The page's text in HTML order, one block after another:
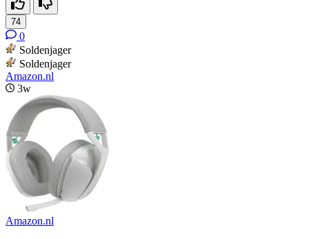
74
0
Soldenjager
Soldenjager
Amazon.nl
3w
Amazon.nl